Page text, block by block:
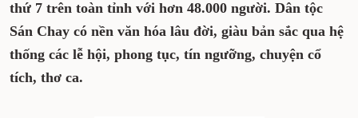
thứ 7 trên toàn tỉnh với hơn 48.000 người. Dân tộc
Sán Chay có nền văn hóa lâu đời, giàu bản sắc qua hệ
thống các lễ hội, phong tục, tín ngưỡng, chuyện cổ
tích, thơ ca.